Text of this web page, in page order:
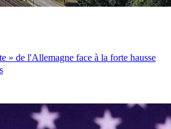
» de l'Allemagne face à la forte hausse